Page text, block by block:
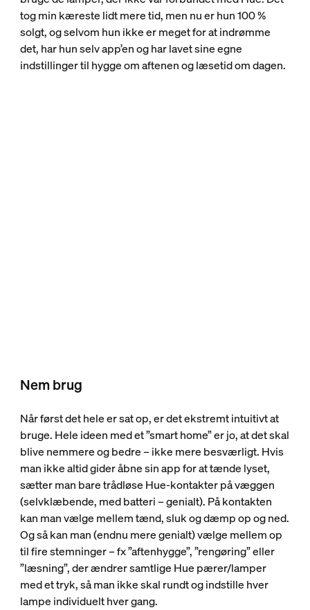
tog min kæreste lidt mere tid, men nu er hun 100 %
solgt, og selvom hun ikke er meget for at indrømme
det, har hun selv app’en og har lavet sine egne
indstillinger til hygge om aftenen og læsetid om dagen.
Nem brug
Når først det hele er sat op, er det ekstremt intuitivt at
bruge. Hele ideen med et ”smart home” er jo, at det skal
blive nemmere og bedre – ikke mere besværligt. Hvis
man ikke altid gider åbne sin app for at tænde lyset,
sætter man bare trådløse Hue-kontakter på væggen
(selvklæbende, med batteri – genialt). På kontakten
kan man vælge mellem tænd, sluk og dæmp op og ned.
Og så kan man (endnu mere genialt) vælge mellem op
til fire stemninger – fx ”aftenhygge”, ”rengøring” eller
”læsning”, der ændrer samtlige Hue pærer/lamper
med et tryk, så man ikke skal rundt og indstille hver
lampe individuelt hver gang.